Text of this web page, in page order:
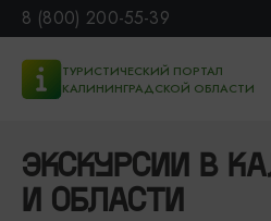
8 (800) 200-55-39
ТУРИСТИЧЕСКИЙ ПОРТАЛ
КАЛИНИНГРАДСКОЙ ОБЛАСТИ
ЭКСКУРСИИ В
И ОБЛАСТИ